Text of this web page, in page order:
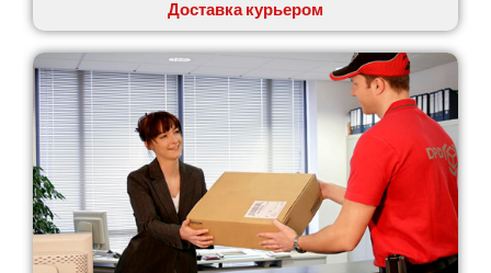
Самбор
Счастливое
Шепетовка
Шостка
Шпола
Синельниково
Славута
Славутич
Слобожанское
Смела
Доставка курьером